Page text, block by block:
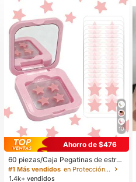
10
Ahorro de $476
60 piezas/Caja Pegatinas de estrell
a lindas - Pegatinas faciales, sin al
cohol, sin fragancia, suaves en la pi
#1 Más vendidos
en Protección de la piel
1.4k+ vendidos